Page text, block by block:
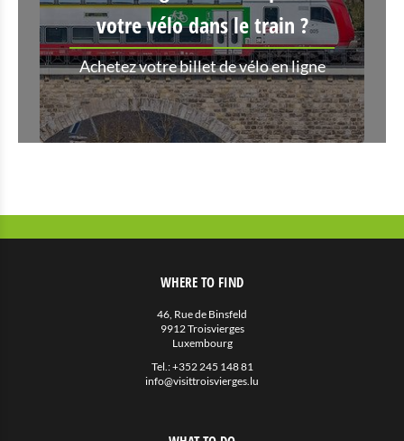
votre vélo dans le train ?
Achetez votre billet de vélo en ligne
WHERE TO FIND
46, Rue de Binsfeld
9912 Troisvierges
Luxembourg
Tel.:+352 245 148 81
info@visittroisvierges.lu